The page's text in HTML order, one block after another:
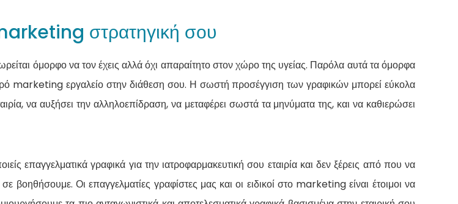
στρατηγική σου
όμορφο να τον έχεις αλλά όχι απαραίτητο στον χώρο της υγείας. Παρόλα αυτά τα όμορφα
marketing εργαλείο στην διάθεση σου. Η σωστή προσέγγιση των γραφικών μπορεί εύκολα
να αυξήσει την αλληλοεπίδραση, να μεταφέρει σωστά τα μηνύματα της, και να καθιερώσει
επαγγελματικά γραφικά για την ιατροφαρμακευτική σου εταιρία και δεν ξέρεις από που να
σε βοηθήσουμε. Οι επαγγελματίες γραφίστες μας και οι ειδικοί στο marketing είναι έτοιμοι να